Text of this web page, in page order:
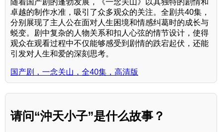
卓越的制作水准，吸引了众多观众的关注。全剧共40集，
分别展现了主人公在面对人生困境和情感纠葛时的成长与
蜕变。剧中复杂的人物关系和扣人心弦的情节设计，使得
观众在观看过程中不仅能够感受到剧情的跌宕起伏，还能
引发对人生和爱的深刻思考。
国产剧，一念关山，全40集，高清版
请问“沖天小子”是什么故事？